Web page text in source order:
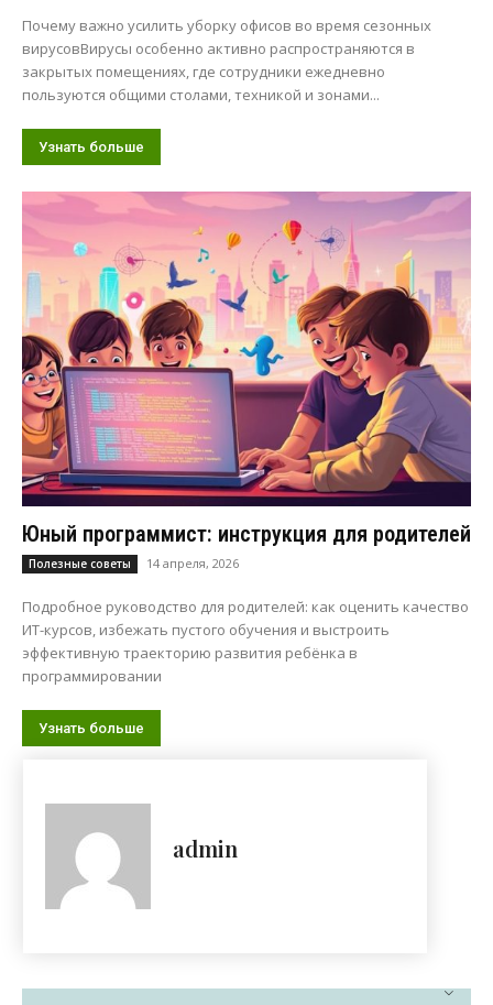
Почему важно усилить уборку офисов во время сезонных
вирусовВирусы особенно активно распространяются в
закрытых помещениях, где сотрудники ежедневно
пользуются общими столами, техникой и зонами...
Узнать больше
Юный программист: инструкция для родителей
Полезные советы 14 апреля, 2026
Подробное руководство для родителей: как оценить качество
ИТ-курсов, избежать пустого обучения и выстроить
эффективную траекторию развития ребёнка в
программировании
Узнать больше
admin